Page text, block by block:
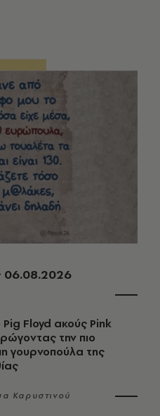
06.08.2026
Floyd ακούς Pink
την πιο
γουρνοπούλα της
Καρυστινού